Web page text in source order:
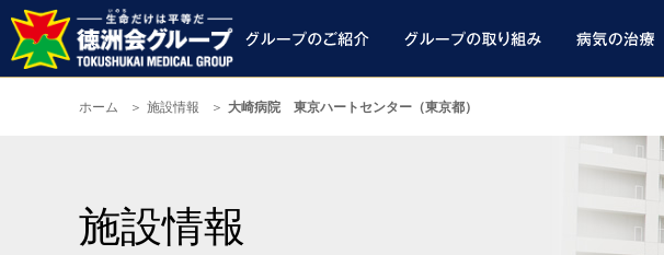
ホーム 施設情報 大崎病院 東京ハートセンター（東京都）
施設情報